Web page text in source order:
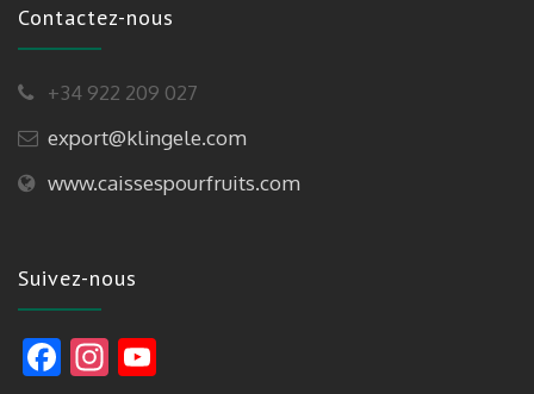
Contactez-nous
+34 922 209 027
export@klingele.com
www.caissespourfruits.com
Suivez-nous
F In